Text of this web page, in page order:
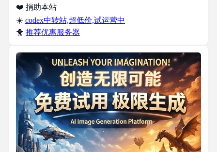
❤️ 捐助本站
☀️ codex中转站,超低价,试运营中
🐥 推荐优惠服务器